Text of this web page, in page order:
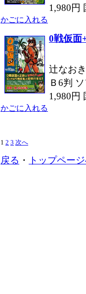
1,980円
かごに入れる
0戦仮面
辻なお
Ｂ6判
1,980円
かごに入れる
1 2 3 次へ
戻る ・ トップペー